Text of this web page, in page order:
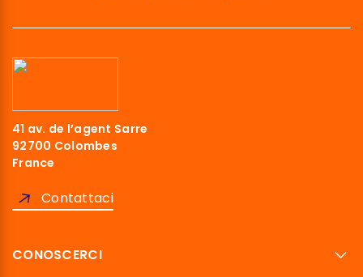
41 av. de l’agent Sarre
92700 Colombes
France
Contattaci
CONOSCERCI